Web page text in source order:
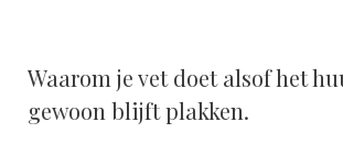
Waarom je vet doet alsof het
gewoon blijft plakken.